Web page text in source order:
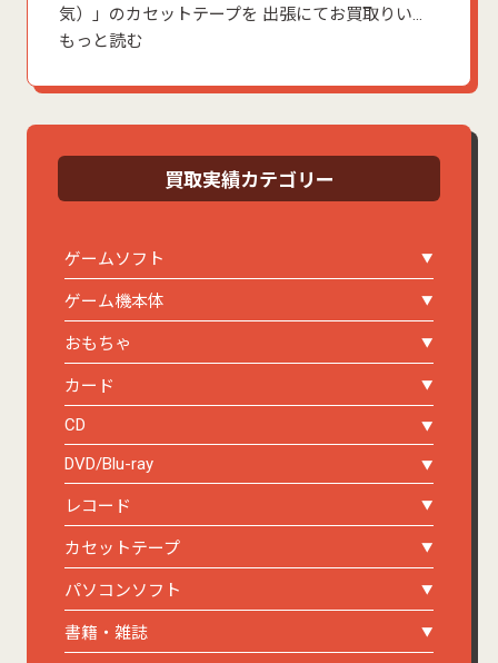
気）」のカセットテープを 出張にてお買取りい…
もっと読む
買取実績カテゴリー
ゲームソフト
ゲーム機本体
おもちゃ
カード
CD
DVD/Blu-ray
レコード
カセットテープ
パソコンソフト
書籍・雑誌